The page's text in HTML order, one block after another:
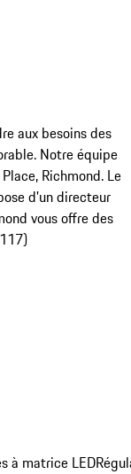
aux besoins des
Notre équipe
Richmond. Le
d'un directeur
vous offre des
à matrice LED